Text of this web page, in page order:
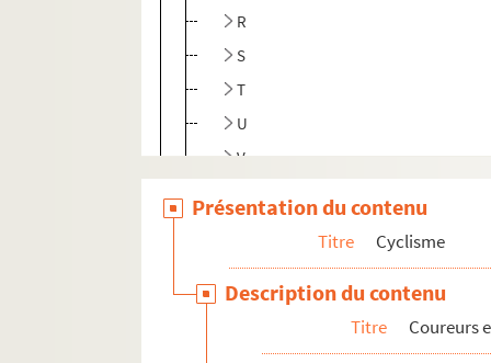
R
S
T
U
V
Z
Présentation du contenu
Titre Cyclisme
Description du contenu
Titre Coureurs